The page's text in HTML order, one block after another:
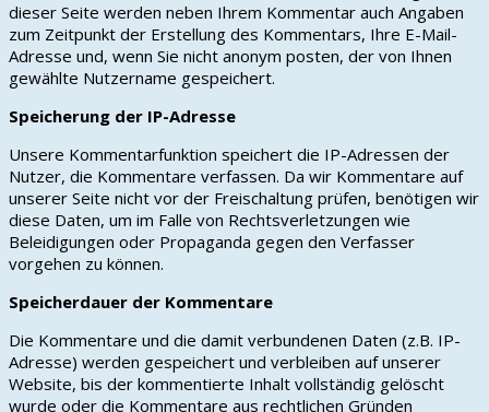
dieser Seite werden neben Ihrem Kommentar auch Angaben
zum Zeitpunkt der Erstellung des Kommentars, Ihre E-Mail-
Adresse und, wenn Sie nicht anonym posten, der von Ihnen
gewählte Nutzername gespeichert.
Speicherung der IP-Adresse
Unsere Kommentarfunktion speichert die IP-Adressen der
Nutzer, die Kommentare verfassen. Da wir Kommentare auf
unserer Seite nicht vor der Freischaltung prüfen, benötigen wir
diese Daten, um im Falle von Rechtsverletzungen wie
Beleidigungen oder Propaganda gegen den Verfasser
vorgehen zu können.
Speicherdauer der Kommentare
Die Kommentare und die damit verbundenen Daten (z.B. IP-
Adresse) werden gespeichert und verbleiben auf unserer
Website, bis der kommentierte Inhalt vollständig gelöscht
wurde oder die Kommentare aus rechtlichen Gründen